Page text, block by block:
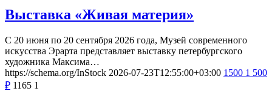
Выставка «Живая материя»
С 20 июня по 20 сентября 2026 года, Музей современного
искусства Эрарта представляет выставку петербургского
художника Максима…
https://schema.org/InStock 2026-07-23T12:55:00+03:00 1500 1 500
₽ 1165 1